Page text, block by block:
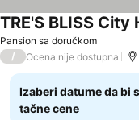
Pansion sa doručkom
TRE'S BLISS
/ Ocena nije dostupna
Izaberi datume da bi
tačne cene